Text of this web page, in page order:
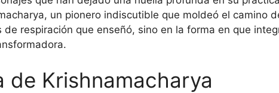
un pionero indiscutible que moldeó el camino
respiración que enseñó, sino en la forma en que
de Krishnamacharya